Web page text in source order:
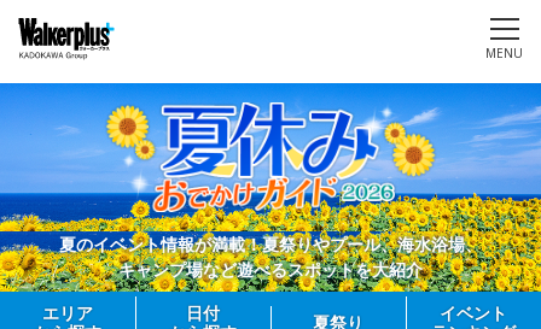
MENU
夏のイベント情報が満載！夏祭りやプール、海水浴場、
キャンプ場など遊べるスポットを大紹介
エリア
日付
夏祭り
イベント